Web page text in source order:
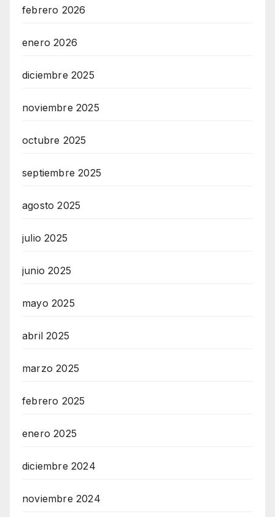
febrero 2026
enero 2026
diciembre 2025
noviembre 2025
octubre 2025
septiembre 2025
agosto 2025
julio 2025
junio 2025
mayo 2025
abril 2025
marzo 2025
febrero 2025
enero 2025
diciembre 2024
noviembre 2024